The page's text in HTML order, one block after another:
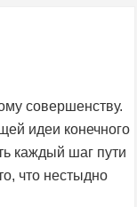
совершенству.
идеи конечного
каждый шаг пути
что нестыдно